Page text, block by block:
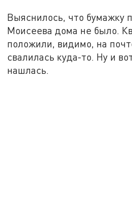
Выяснилось, что бумажку
Моисеева дома не было.
положили, видимо, на
свалилась куда-то. Ну и
нашлась.